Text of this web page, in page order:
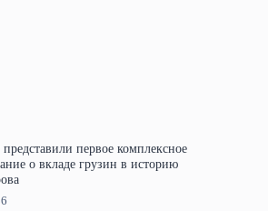
первое комплексное
о вкладе грузин в историю